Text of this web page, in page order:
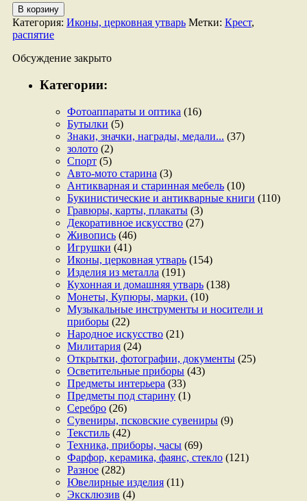
Количество
товара
Крест
распятие.
В корзину
Категория: Иконы, церковная утварь Метки: Крест,
распятие
Обсуждение закрыто
Категории:
Фотоаппараты и оптика (16)
Бутылки (5)
Знаки, значки, награды, медали... (37)
золото (2)
Спорт (5)
Авто-мото старина (3)
Антикварная и старинная мебель (10)
Букинистические и антикварные книги (110)
Гравюры, карты, плакаты (3)
Декоративное искусство (27)
Живопись (46)
Игрушки (41)
Иконы, церковная утварь (154)
Изделия из металла (191)
Кухонная и домашняя утварь (138)
Монеты, Купюры, марки. (10)
Музыкальные инструменты и носители и
приборы (22)
Народное искусство (21)
Милитария (24)
Открытки, фотографии, документы (25)
Осветительные приборы (43)
Предметы интерьера (33)
Предметы под старину (1)
Серебро (26)
Сувениры, псковские сувениры (9)
Текстиль (42)
Техника, приборы, часы (69)
Фарфор, керамика, фаянс, стекло (121)
Разное (282)
Ювелирные изделия (11)
Эксклюзив (4)